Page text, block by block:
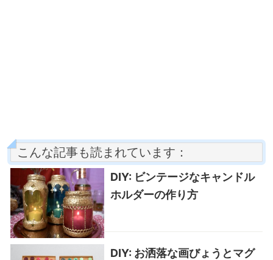
こんな記事も読まれています：
DIY: ビンテージなキャンドル
ホルダーの作り方
DIY: お洒落な画びょうとマグ